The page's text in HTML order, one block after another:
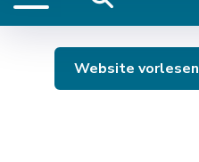
Website vorlesen